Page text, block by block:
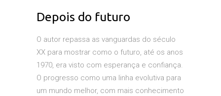
Depois do futuro
O autor repassa as vanguardas do século
XX para mostrar como o futuro, até os anos
1970, era visto com esperança e confiança.
O progresso como uma linha evolutiva para
um mundo melhor, com mais conhecimento